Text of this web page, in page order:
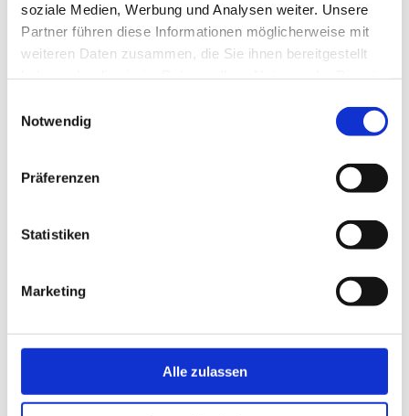
soziale Medien, Werbung und Analysen weiter. Unsere
Partner führen diese Informationen möglicherweise mit
weiteren Daten zusammen, die Sie ihnen bereitgestellt
Notwendig
Präferenzen
Statistiken
Marketing
Alle zulassen
JATHO DESIGN